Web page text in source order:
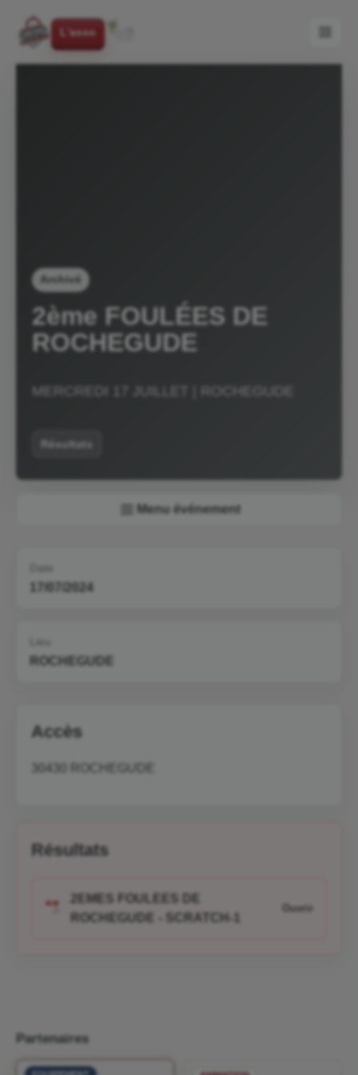
L'asso
Archivé
2ème FOULÉES DE
ROCHEGUDE
MERCREDI 17 JUILLET | ROCHEGUDE
Résultats
Menu événement
17/07/2024
ROCHEGUDE
Accès
30430 ROCHEGUDE
Résultats
2EMES FOULEES DE
ROCHEGUDE - SCRATCH-1
Partenaires